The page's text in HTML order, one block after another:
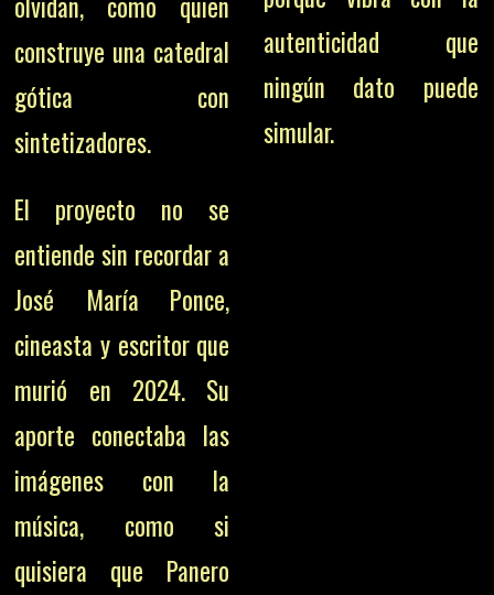
construye una catedral
gótica con
sintetizadores.
El proyecto no se
entiende sin recordar a
José María Ponce,
cineasta y escritor que
murió en 2024. Su
aporte conectaba las
imágenes con la
música, como si
quisiera que Panero
autenticidad que
ningún dato puede
simular.